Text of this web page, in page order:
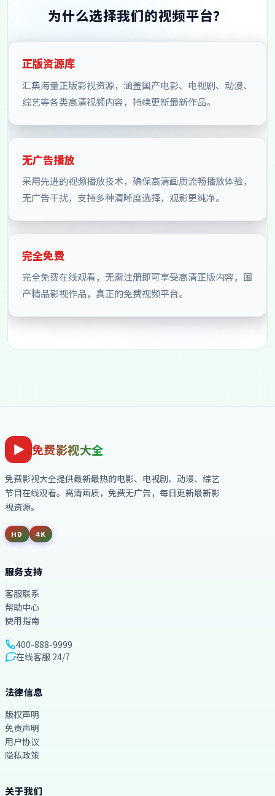
为什么选择我们的视频平台？
正版资源库
汇集海量正版影视资源，涵盖国产电影、电视剧、动漫、
综艺等各类高清视频内容，持续更新最新作品。
无广告播放
采用先进的视频播放技术，确保高清画质流畅播放体验，
无广告干扰，支持多种清晰度选择，观影更纯净。
完全免费
完全免费在线观看，无需注册即可享受高清正版内容，国
产精品影视作品，真正的免费视频平台。
免费影视大全
免费影视大全提供最新最热的电影、电视剧、动漫、综艺
节目在线观看。高清画质，免费无广告，每日更新最新影
视资源。
HD 4K
服务支持
客服联系
帮助中心
使用指南
400-888-9999
在线客服 24/7
法律信息
版权声明
免责声明
用户协议
隐私政策
关于我们